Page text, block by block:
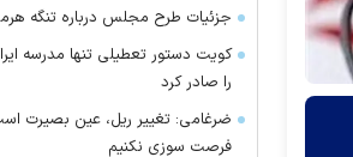
جزئیات طرح مجلس درباره تنگه
کویت دستور تعطیلی تنها مدرسه
را صادر کرد
ضرغامی: تغییر ریل، عین بصیرت
فرصت سوزی نکنیم